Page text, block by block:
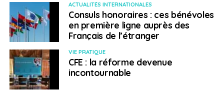
ACTUALITÉS INTERNATIONALES
Consuls honoraires : ces bénévoles
en première ligne auprès des
Français de l’étranger
VIE PRATIQUE
CFE : la réforme devenue
incontournable